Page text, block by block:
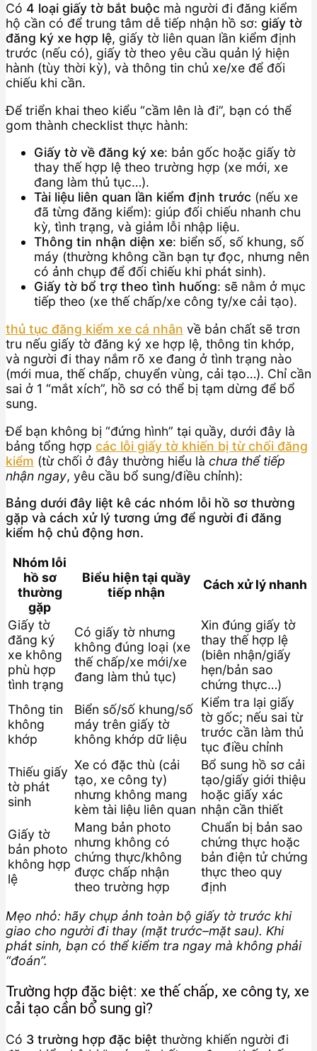
Có 4 loại giấy tờ bắt buộc mà người đi đăng kiểm
hộ cần có để trung tâm dễ tiếp nhận hồ sơ: giấy tờ
đăng ký xe hợp lệ, giấy tờ liên quan lần kiểm định
trước (nếu có), giấy tờ theo yêu cầu quản lý hiện
hành (tùy thời kỳ), và thông tin chủ xe/xe để đối
chiếu khi cần.
Để triển khai theo kiểu “cầm lên là đi”, bạn có thể
gom thành checklist thực hành:
Giấy tờ về đăng ký xe: bản gốc hoặc giấy tờ
thay thế hợp lệ theo trường hợp (xe mới, xe
đang làm thủ tục…).
Tài liệu liên quan lần kiểm định trước (nếu xe
đã từng đăng kiểm): giúp đối chiếu nhanh chu
kỳ, tình trạng, và giảm lỗi nhập liệu.
Thông tin nhận diện xe: biển số, số khung, số
máy (thường không cần bạn tự đọc, nhưng nên
có ảnh chụp để đối chiếu khi phát sinh).
Giấy tờ bổ trợ theo tình huống: sẽ nằm ở mục
tiếp theo (xe thế chấp/xe công ty/xe cải tạo).
thủ tục đăng kiểm xe cá nhân về bản chất sẽ trơn
tru nếu giấy tờ đăng ký xe hợp lệ, thông tin khớp,
và người đi thay nắm rõ xe đang ở tình trạng nào
(mới mua, thế chấp, chuyển vùng, cải tạo…). Chỉ cần
sai ở 1 “mắt xích”, hồ sơ có thể bị tạm dừng để bổ
sung.
Để bạn không bị “đứng hình” tại quầy, dưới đây là
bảng tổng hợp các lỗi giấy tờ khiến bị từ chối đăng
kiểm (từ chối ở đây thường hiểu là chưa thể tiếp
nhận ngay, yêu cầu bổ sung/điều chỉnh):
Bảng dưới đây liệt kê các nhóm lỗi hồ sơ thường
gặp và cách xử lý tương ứng để người đi đăng
kiểm hộ chủ động hơn.
Nhóm lỗi
hồ sơ
thường
gặp
Biểu hiện tại quầy
tiếp nhận
Cách xử lý nhanh
Giấy tờ
đăng ký
xe không
phù hợp
tình trạng
Có giấy tờ nhưng
không đúng loại (xe
thế chấp/xe mới/xe
đang làm thủ tục)
Xin đúng giấy tờ
thay thế hợp lệ
(biên nhận/giấy
hẹn/bản sao
chứng thực…)
Thông tin
không
khớp
Biển số/số khung/số
máy trên giấy tờ
không khớp dữ liệu
Kiểm tra lại giấy
tờ gốc; nếu sai từ
trước cần làm thủ
tục điều chỉnh
Thiếu giấy
tờ phát
sinh
Xe có đặc thù (cải
tạo, xe công ty)
nhưng không mang
kèm tài liệu liên quan
Bổ sung hồ sơ cải
tạo/giấy giới thiệu
hoặc giấy xác
nhận cần thiết
Giấy tờ
bản photo
không hợp
lệ
Mang bản photo
nhưng không có
chứng thực/không
được chấp nhận
theo trường hợp
Chuẩn bị bản sao
chứng thực hoặc
bản điện tử chứng
thực theo quy
định
Mẹo nhỏ: hãy chụp ảnh toàn bộ giấy tờ trước khi
giao cho người đi thay (mặt trước–mặt sau). Khi
phát sinh, bạn có thể kiểm tra ngay mà không phải
“đoán”.
Trường hợp đặc biệt: xe thế chấp, xe công ty, xe
cải tạo cần bổ sung gì?
Có 3 trường hợp đặc biệt thường khiến người đi